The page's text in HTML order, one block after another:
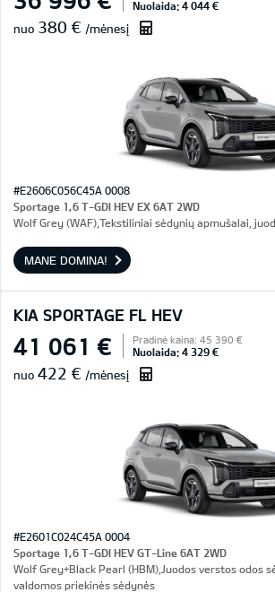
Nuolaida: 4 044 €
nuo 380 € /mėnesį
#E2606C056C45A 0008
Sportage 1,6 T-GDI HEV EX 6AT 2WD
Wolf Grey (WAF),Tekstiliniai sėdynių apmušalai,
MANE DOMINA!
KIA SPORTAGE FL HEV
41 061 € Pradinė kaina: 45 390 €
Nuolaida: 4 329 €
nuo 422 € /mėnesį
#E2601C024C45A 0004
Sportage 1,6 T-GDI HEV GT-Line 6AT 2WD
Wolf Grey+Black Pearl (HBM),Juodos verstos odos
valdomos priekinės sėdynės